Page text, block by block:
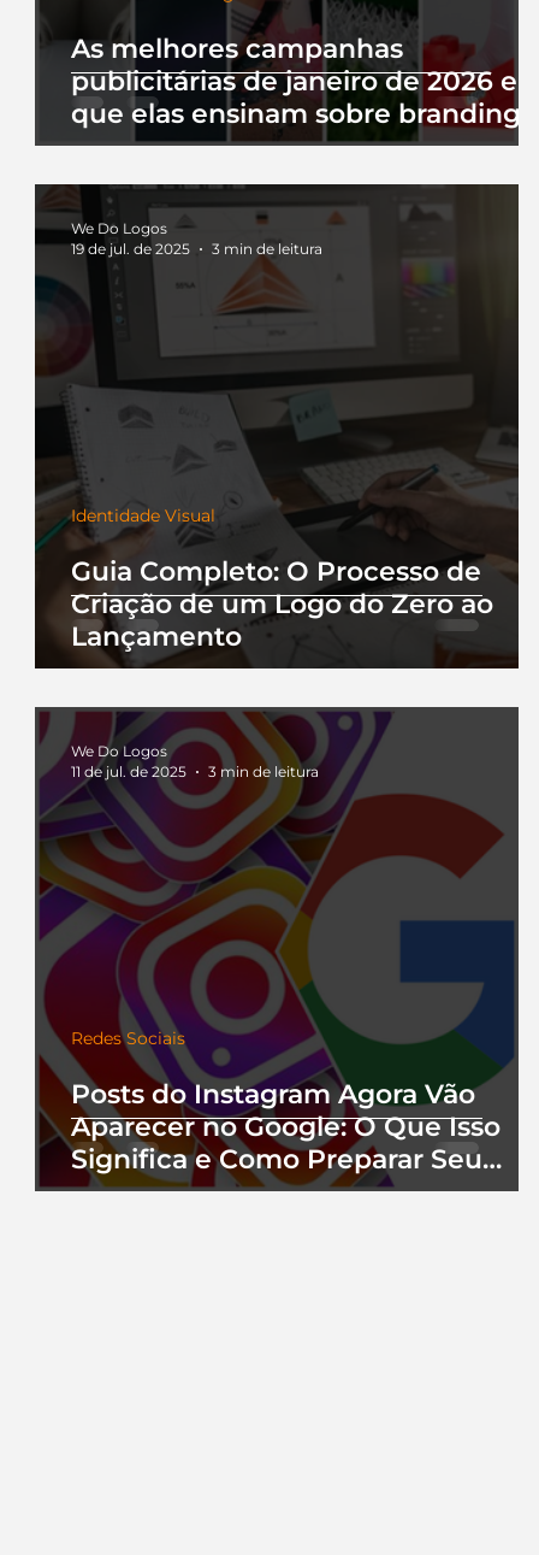
As melhores campanhas
publicitárias de janeiro de 2026 e
que elas ensinam sobre branding
Guia Completo: O Processo de
Criação de um Logo do Zero ao
Lançamento
Identidade Visual
We Do Logos
19 de jul. de 2025
3 min de leitura
Posts do Instagram Agora Vão
Aparecer no Google: O Que Isso
Significa e Como Preparar Seu
Perfil
Redes Sociais
We Do Logos
11 de jul. de 2025
3 min de leitura